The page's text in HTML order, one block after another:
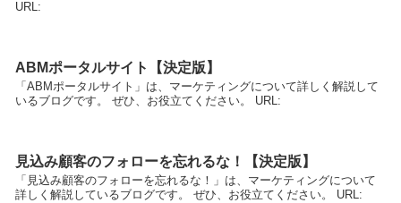
URL:
ABMポータルサイト【決定版】
「ABMポータルサイト」は、マーケティングについて詳しく解説して
いるブログです。 ぜひ、お役立てください。 URL:
見込み顧客のフォローを忘れるな！【決定版】
「見込み顧客のフォローを忘れるな！」は、マーケティングについて
詳しく解説しているブログです。 ぜひ、お役立てください。 URL: